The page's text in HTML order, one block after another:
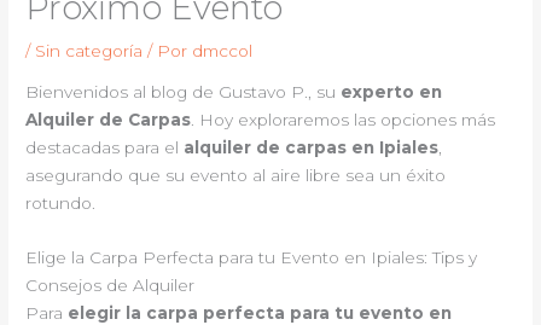
/ Sin categoría / Por dmccol
Bienvenidos al blog de Gustavo P., su experto en
Alquiler de Carpas. Hoy exploraremos las opciones más
destacadas para el alquiler de carpas en Ipiales,
asegurando que su evento al aire libre sea un éxito
rotundo.
Elige la Carpa Perfecta para tu Evento en Ipiales: Tips y
Consejos de Alquiler
Para elegir la carpa perfecta para tu evento en